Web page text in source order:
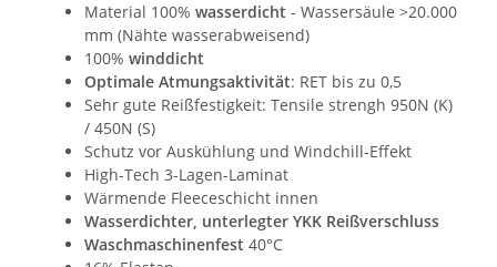
Material 100% wasserdicht - Wassersäule >20.000
mm (Nähte wasserabweisend)
100% winddicht
Optimale Atmungsaktivität: RET bis zu 0,5
Sehr gute Reißfestigkeit: Tensile strengh 950N (K)
/ 450N (S)
Schutz vor Auskühlung und Windchill-Effekt
High-Tech 3-Lagen-Laminat
Wärmende Fleeceschicht innen
Wasserdichter, unterlegter YKK Reißverschluss
Waschmaschinenfest 40°C